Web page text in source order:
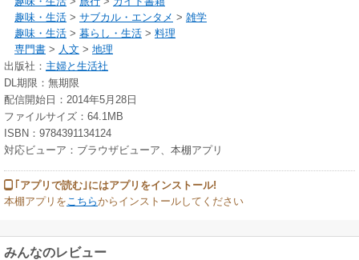
趣味・生活 > サブカル・エンタメ > 雑学
趣味・生活 > 暮らし・生活 > 料理
専門書 > 人文 > 地理
出版社： 主婦と生活社
DL期限：無期限
配信開始日：2014年5月28日
ファイルサイズ：64.1MB
ISBN：9784391134124
対応ビューア：ブラウザビューア、本棚アプリ
｢アプリで読む｣にはアプリをインストール!
本棚アプリを こちらからインストールしてください
みんなのレビュー